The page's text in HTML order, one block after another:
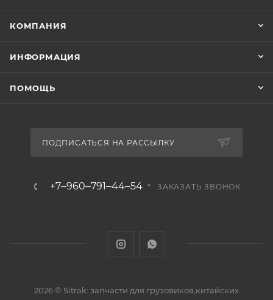
КОМПАНИЯ
ИНФОРМАЦИЯ
ПОМОЩЬ
ПОДПИСАТЬСЯ НА РАССЫЛКУ
+7‒960‒791‒44‒54 ЗАКАЗАТЬ ЗВОНОК
2026 © Sitrak: запчасти для грузовиков,китайских